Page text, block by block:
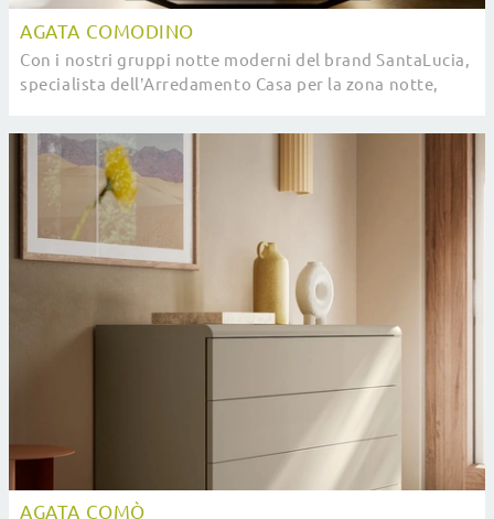
AGATA COMODINO
Con i nostri gruppi notte moderni del brand SantaLucia,
specialista dell’Arredamento Casa per la zona notte,
AGATA COMÒ